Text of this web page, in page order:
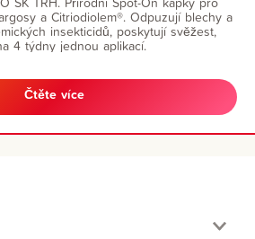
a Citriodiolem®. Odpuzují blechy a
insekticidů, poskytují svěžest,
4 týdny jednou aplikací.
Čtěte více